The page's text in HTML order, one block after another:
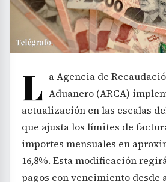
L a Agencia de
Aduanero (ARCA)
actualización en las escalas
que ajusta los límites de
importes mensuales en
16,8%. Esta modificación
pagos con vencimiento desde